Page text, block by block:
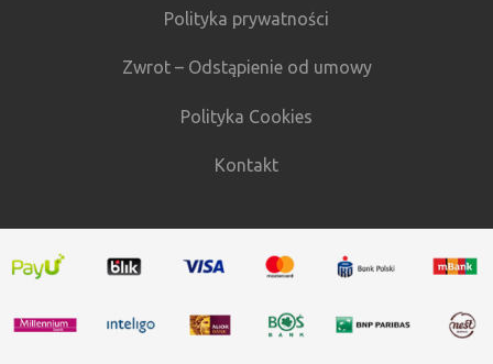
Polityka prywatności
Zwrot – Odstąpienie od umowy
Polityka Cookies
Kontakt